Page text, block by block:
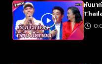
หันมา